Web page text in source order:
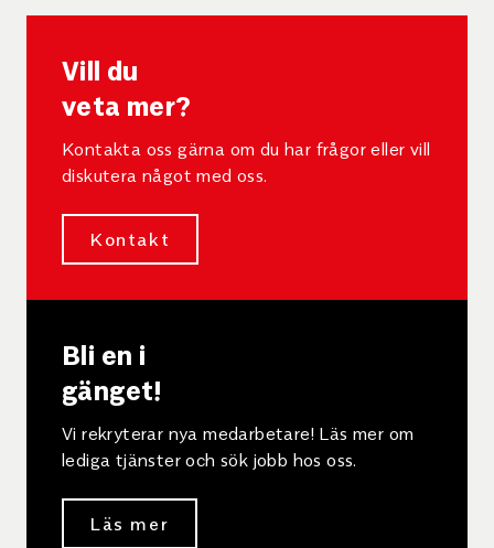
högdämpande eller lågdämpande samt ha hög eller
bibehålls även vid stora temperaturskillnader.
Vill du
veta mer?
Kontakta oss gärna om du har frågor eller vill
diskutera något med oss.
Kontakt
Bli en i
gänget!
Vi rekryterar nya medarbetare! Läs mer om
lediga tjänster och sök jobb hos oss.
Läs mer